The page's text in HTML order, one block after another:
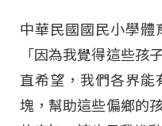
中華民國國民小學體
「因為我覺得這些孩
直希望，我們各界能
塊，幫助這些偏鄉的